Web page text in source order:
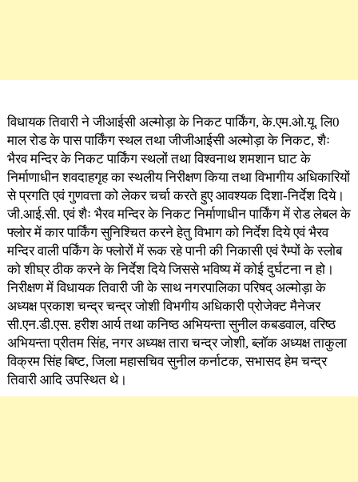
विधायक तिवारी ने जीआईसी अल्मोड़ा के निकट पार्किंग, के.एम.ओ.यू. लि0
माल रोड के पास पार्किंग स्थल तथा जीजीआईसी अल्मोड़ा के निकट, शैः
भैरव मन्दिर के निकट पार्किंग स्थलों तथा विश्वनाथ शमशान घाट के
निर्माणाधीन शवदाहगृह का स्थलीय निरीक्षण किया तथा विभागीय अधिकारियों
से प्रगति एवं गुणवत्ता को लेकर चर्चा करते हुए आवश्यक दिशा-निर्देश दिये।
जी.आई.सी. एवं शैः भैरव मन्दिर के निकट निर्माणाधीन पार्किंग में रोड लेबल के
फ्लोर में कार पार्किंग सुनिश्चित करने हेतु विभाग को निर्देश दिये एवं भैरव
मन्दिर वाली पर्किंग के फ्लोरों में रूक रहे पानी की निकासी एवं रैम्पों के स्लोब
को शीघ्र ठीक करने के निर्देश दिये जिससे भविष्य में कोई दुर्घटना न हो।
निरीक्षण में विधायक तिवारी जी के साथ नगरपालिका परिषद् अल्मोड़ा के
अध्यक्ष प्रकाश चन्द्र चन्द्र जोशी विभगीय अधिकारी प्रोजेक्ट मैनेजर
सी.एन.डी.एस. हरीश आर्य तथा कनिष्ठ अभियन्ता सुनील कबडवाल, वरिष्ठ
अभियन्ता प्रीतम सिंह, नगर अध्यक्ष तारा चन्द्र जोशी, ब्लॉक अध्यक्ष ताकुला
विक्रम सिंह बिष्ट, जिला महासचिव सुनील कर्नाटक, सभासद हेम चन्द्र
तिवारी आदि उपस्थित थे।